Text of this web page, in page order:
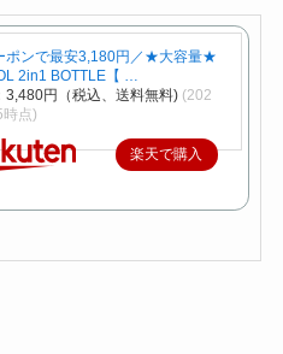
ポンで最安3,180円／★大容量★
2in1 BOTTLE【 …
3,480円（税込、送料無料) (202
時点)
楽天で購入